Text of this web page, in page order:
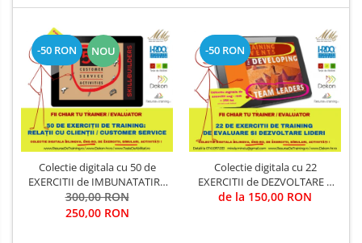
-50 RON NOU
Colectie digitala cu 50 de
EXERCITII de IMBUNATATIRE
RELATII CU CLIENTII (utila in
Training & Evaluare)
300,00 RON
250,00 RON
-50 RON
Colectie digitala cu 22
EXERCITII de DEZVOLTARE A
LIDERILOR DE ECHIPA (utila in
de la 150,00 RON